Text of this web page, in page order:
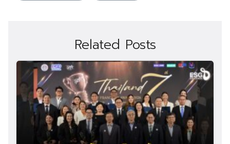
Related Posts